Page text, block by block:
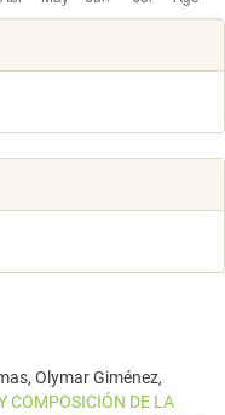
Olymar Giménez,
COMPOSICIÓN DE LA